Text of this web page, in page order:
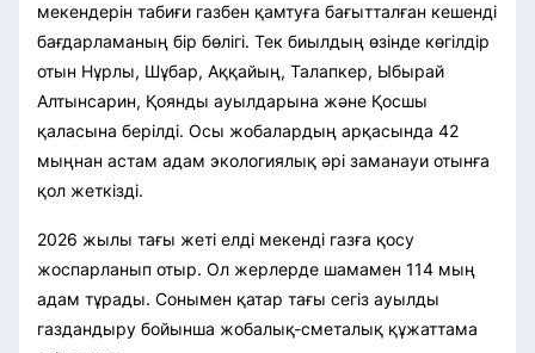
мекендерін табиғи газбен қамтуға бағытталған кешенді
бағдарламаның бір бөлігі. Тек биылдың өзінде көгілдір
отын Нұрлы, Шұбар, Аққайың, Талапкер, Ыбырай
Алтынсарин, Қоянды ауылдарына және Қосшы
қаласына берілді. Осы жобалардың арқасында 42
мыңнан астам адам экологиялық әрі заманауи отынға
қол жеткізді.
2026 жылы тағы жеті елді мекенді газға қосу
жоспарланып отыр. Ол жерлерде шамамен 114 мың
адам тұрады. Сонымен қатар тағы сегіз ауылды
газдандыру бойынша жобалық-сметалық құжаттама